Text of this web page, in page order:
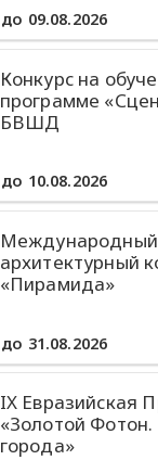
до 09.08.2026
Конкурс на
программе
БВШД
до 10.08.2026
Международный
архитектурный
«Пирамида»
до 31.08.2026
IX Евразийская
«Золотой
города»